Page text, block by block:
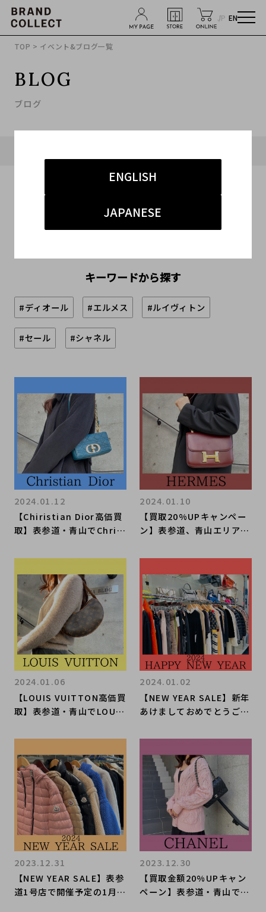
JP EN
ENGLISH
JAPANESE
TOP > イベント&ブログ一覧
BLOG
ブログ
キーワードから探す
#ディオール #エルメス #ルイヴィトン
#セール #シャネル
【Chiristian Dior高価買
取】表参道・青山でChris
ブランドコレクトへ。再注
買取いたします！
2024.01.12
【買取20%UPキャンペー
ン】表参道、青山エリアで
ランドコレクトへ。エルメ
タンス24」を買取入荷いた
しました！
2024.01.10
【LOUIS VUITTON高価買
取】表参道・青山でLOUIS
ブランドコレクトへ。定番
人気のモノグラムショルダ
ーバッグのご紹介です。
2024.01.06
【NEW YEAR SALE】新年
あけましておめでとうござ
号店へ。
2024.01.02
【NEW YEAR SALE】表参
道1号店で開催予定の1月2
2023.12.31
【買取金額20%UPキャン
ペーン】表参道・青山でC
2023.12.30